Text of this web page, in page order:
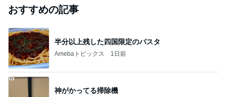
おすすめの記事
半分以上残した四国限定のパスタ
Amebaトピックス 1日前
神がかってる掃除機